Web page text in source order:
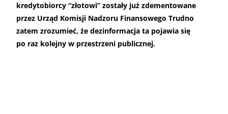
kredytobiorcy “złotowi” zostały już zdementowane
przez Urząd Komisji Nadzoru Finansowego Trudno
zatem zrozumieć, że dezinformacja ta pojawia się
po raz kolejny w przestrzeni publicznej.